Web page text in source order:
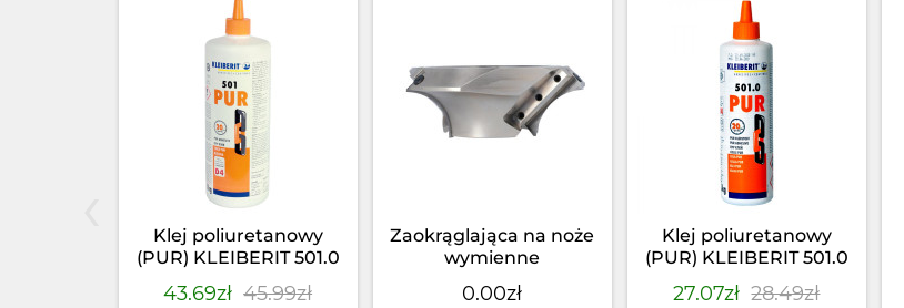
Klej poliuretanowy
(PUR) KLEIBERIT 501.0
(1kg)
43.69zł 45.99zł
Zaokrąglająca na noże
wymienne
0.00zł
Klej poliuretanowy
(PUR) KLEIBERIT 501.0
(0,5kg)
27.07zł 28.49zł